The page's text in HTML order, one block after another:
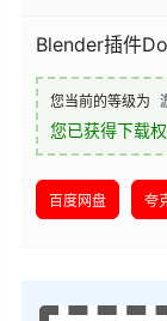
Blender插件
您当前的等级为
您已获得下载
百度网盘 夸